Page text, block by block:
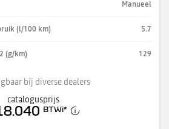
Manueel
(l/100 km) 5.7
(g/km) 129
bij diverse dealers
catalogusprijs
BTWi*